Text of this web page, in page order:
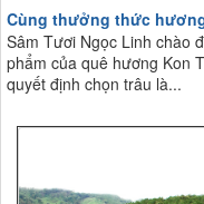
Cùng thưởng thức
Sâm Tươi Ngọc Linh chào
phẩm của quê hương Kon
quyết định chọn trâu là...